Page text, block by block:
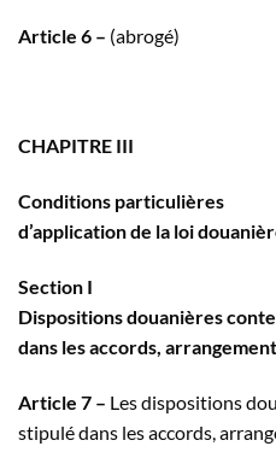
Article 6 – (abrogé)
CHAPITRE III
Conditions particulières
d’application de la loi
Section I
Dispositions douanières
dans les accords,
Article 7 – Les dispositions
stipulé dans les accords,